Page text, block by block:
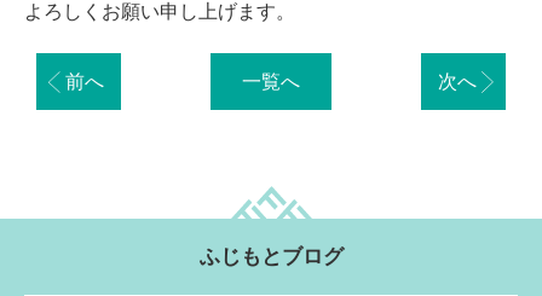
よろしくお願い申し上げます。
前へ 一覧へ 次へ
ふじもとブログ